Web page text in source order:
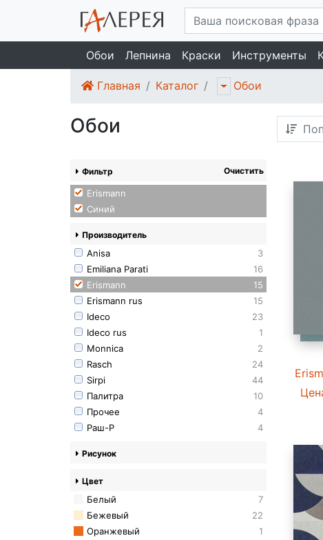
Обои Лепнина Краски Инструменты
Главная Каталог Обои
Обои
Фильтр Очистить
Erismann
Синий
Производитель
Anisa
3
Emiliana Parati
16
Erismann
15
Erismann rus
15
Ideco
23
Ideco rus
1
Monnica
2
Rasch
24
Sirpi
44
Палитра
10
Прочее
4
Раш-Р
4
Рисунок
Цвет
Белый
7
Бежевый
22
Оранжевый
1